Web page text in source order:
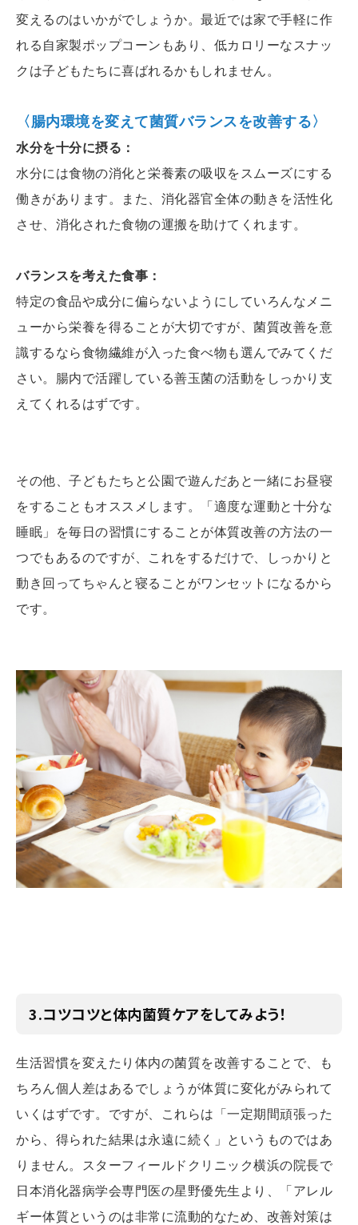
変えるのはいかがでしょうか。最近では家で手軽に作
れる自家製ポップコーンもあり、低カロリーなスナッ
クは子どもたちに喜ばれるかもしれません。
〈腸内環境を変えて菌質バランスを改善する〉
水分を十分に摂る：
水分には食物の消化と栄養素の吸収をスムーズにする
働きがあります。また、消化器官全体の動きを活性化
させ、消化された食物の運搬を助けてくれます。
バランスを考えた食事：
特定の食品や成分に偏らないようにしていろんなメニ
ューから栄養を得ることが大切ですが、菌質改善を意
識するなら食物繊維が入った食べ物も選んでみてくだ
さい。腸内で活躍している善玉菌の活動をしっかり支
えてくれるはずです。
その他、子どもたちと公園で遊んだあと一緒にお昼寝
をすることもオススメします。「適度な運動と十分な
睡眠」を毎日の習慣にすることが体質改善の方法の一
つでもあるのですが、これをするだけで、しっかりと
動き回ってちゃんと寝ることがワンセットになるから
です。
3.コツコツと体内菌質ケアをしてみよう！
生活習慣を変えたり体内の菌質を改善することで、も
ちろん個人差はあるでしょうが体質に変化がみられて
いくはずです。ですが、これらは「一定期間頑張った
から、得られた結果は永遠に続く」というものではあ
りません。スターフィールドクリニック横浜の院長で
日本消化器病学会専門医の星野優先生より、「アレル
ギー体質というのは非常に流動的なため、改善対策は